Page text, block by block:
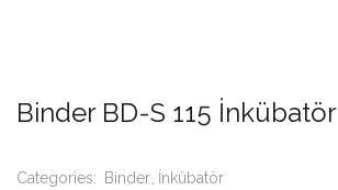
Binder BD-S 115 İnkübatör
Categories: Binder İnkübatör